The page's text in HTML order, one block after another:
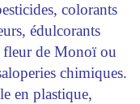
colorants
édulcorants
fleur de Monoï ou
chimiques.
en plastique,